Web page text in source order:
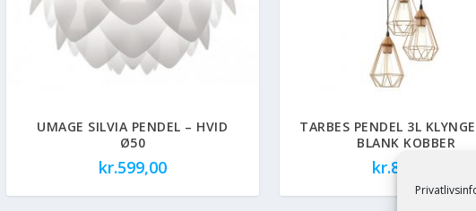
UMAGE SILVIA PENDEL – HVID
Ø50
kr.599,00
TARBES PENDEL 3L
BLANK KOBBER
kr.849,00